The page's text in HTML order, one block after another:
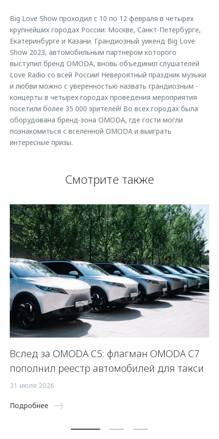
Кредитный калькулятор
Аксессуары
Одежда и сувениры
Оригинальные аксессуары
Запчасти
Трейд-ин
Калькулятор трейд-ин
Клиентская поддержка
O&J Автоклуб
Клуб владельцев OMODA
Приложение O&J
Аксессуары
Одежда и сувениры
Оригинальные аксессуары
Запчасти
Обратная связь
Big Love Show проходил с 10 по 12 февраля в четырех
крупнейших городах России: Москве, Санкт-Петербурге,
Екатеринбурге и Казани. Грандиозный уикенд Big Love
Show 2023, автомобильным партнером которого
выступил бренд OMODA, вновь объединил слушателей
Love Radio со всей России! Невероятный праздник музыки
и любви можно с уверенностью назвать грандиозным -
концерты в четырех городах проведения мероприятия
посетили более 35 000 зрителей! Во всех городах была
оборудована бренд-зона OMODA, где гости могли
познакомиться с вселенной OMODA и выиграть
интересные призы.
Смотрите также
Вслед за OMODA C5: флагман OMODA C7
пополнил реестр автомобилей для такси
31 июля 2026
Подробнее